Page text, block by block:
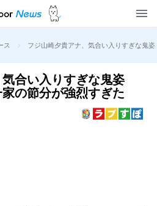
ス > フジ山崎夕貴アナ、気合い入りすぎな鬼
合い入りすぎな鬼姿
の節分が強烈すぎた